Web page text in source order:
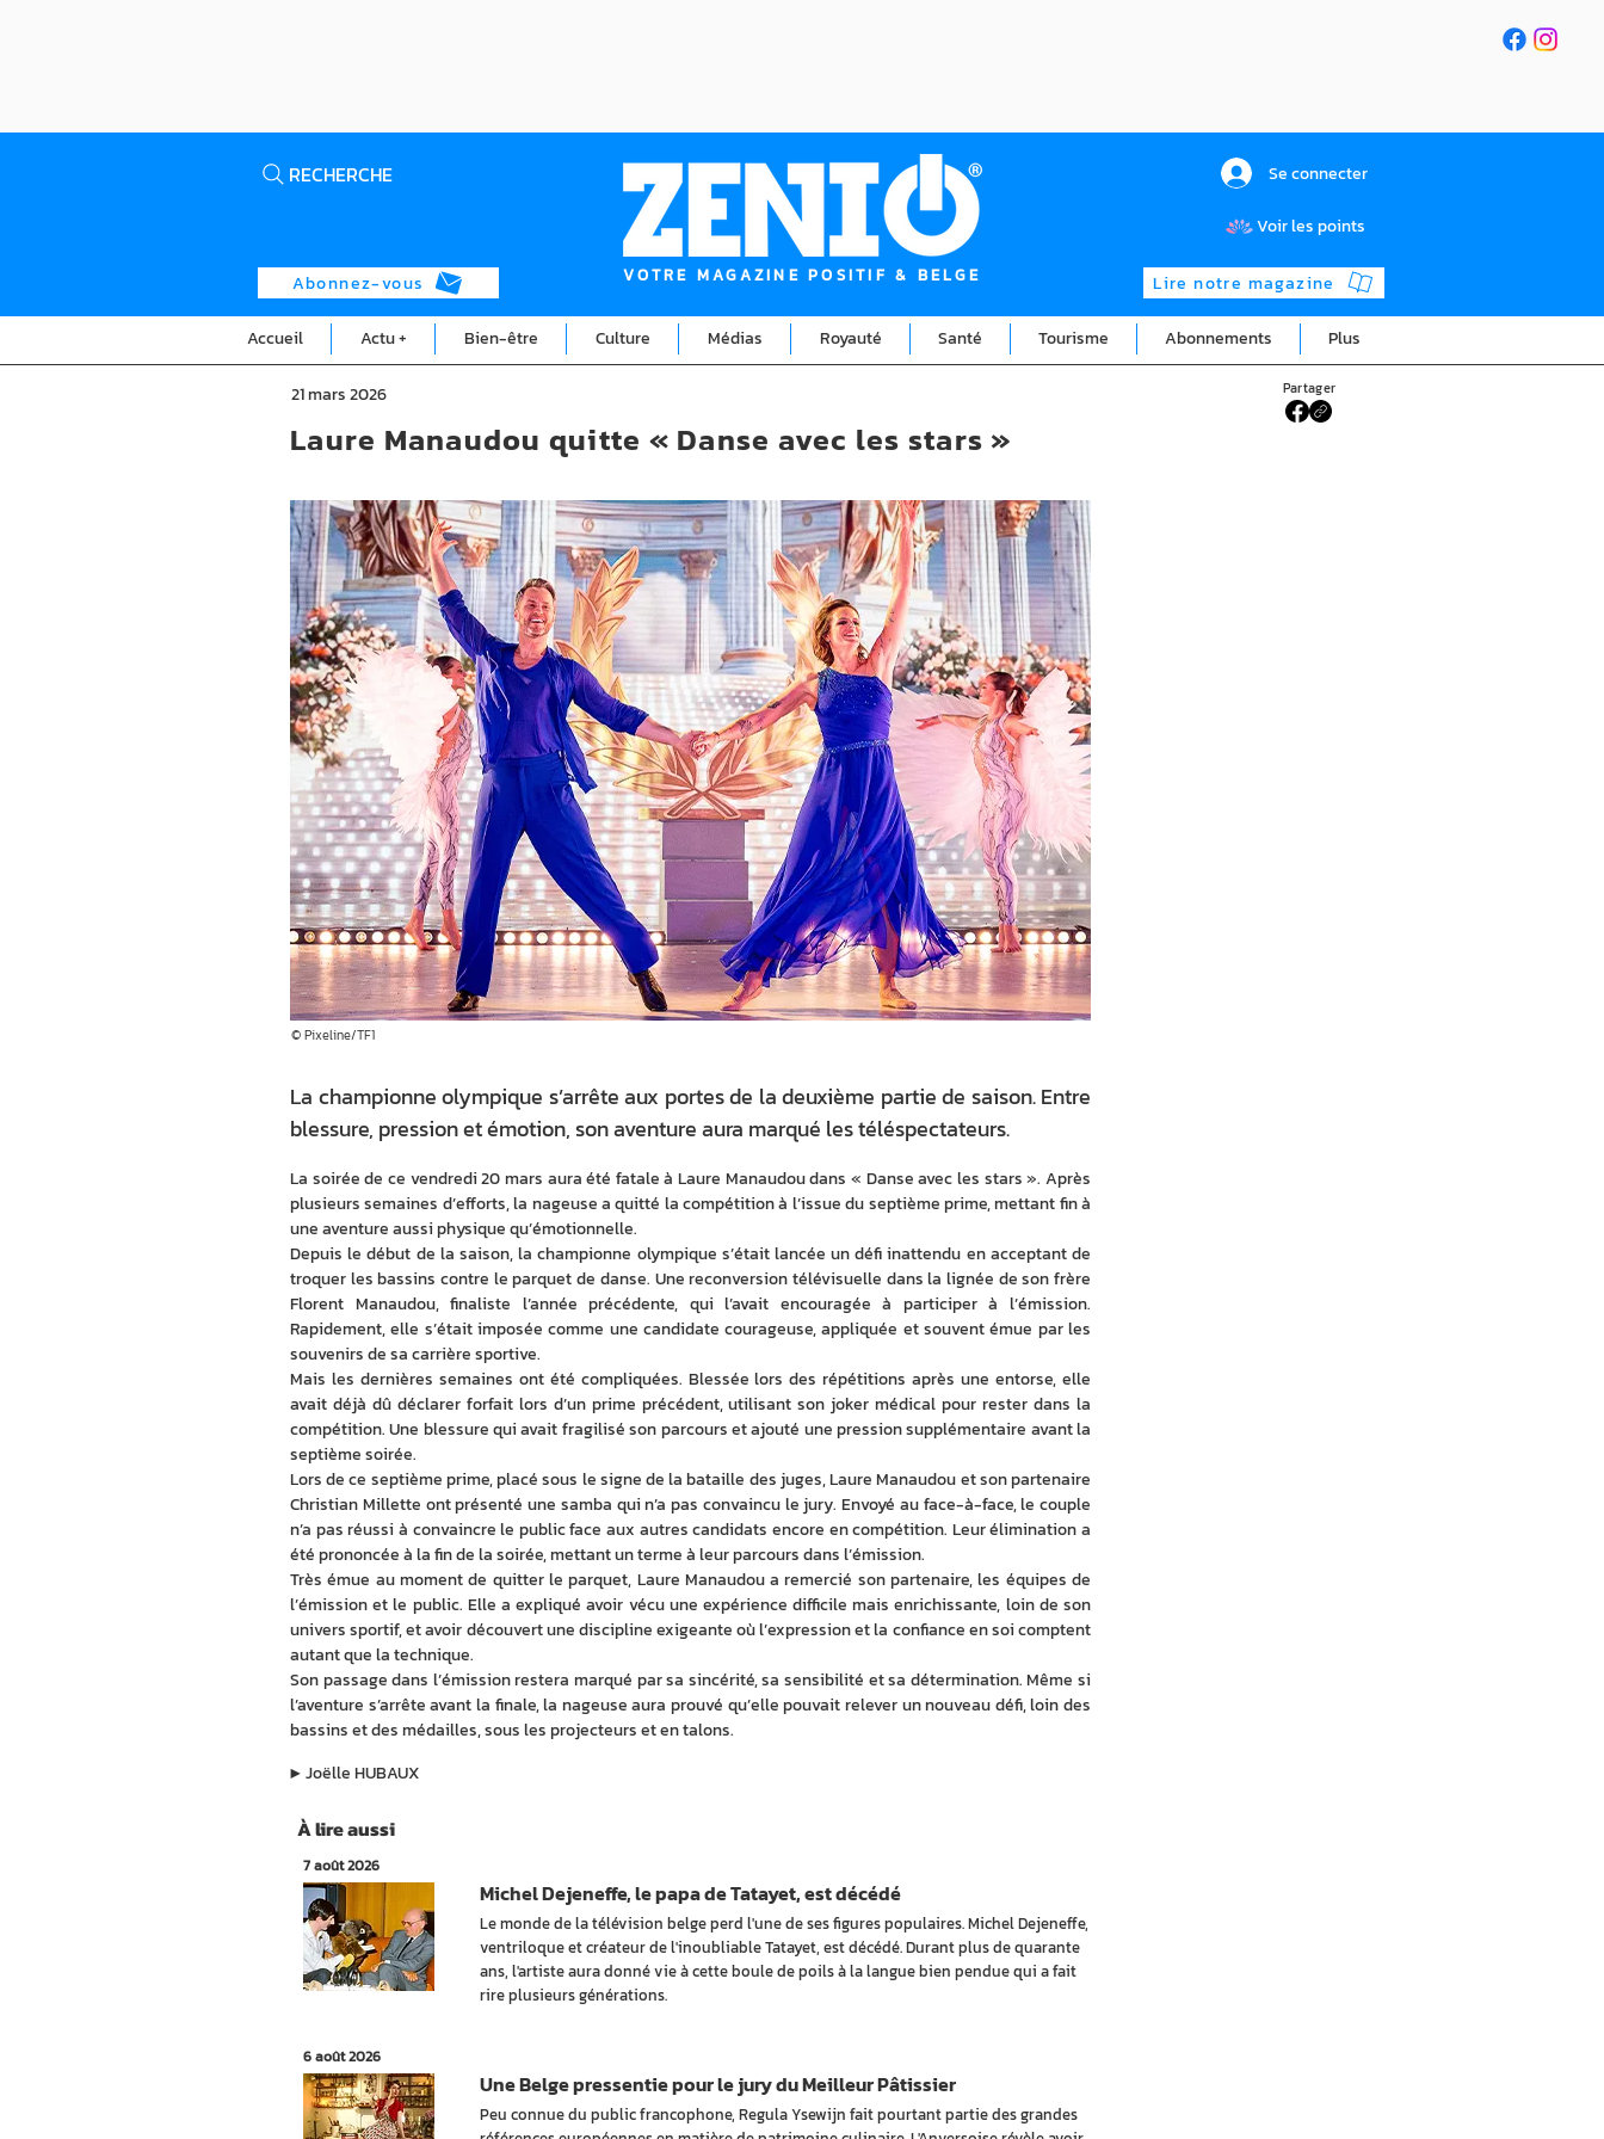
RECHERCHE
Abonnez-vous VOTRE MAGAZINE POSITIF & BELGE
Se connecter
Voir les points
Lire notre magazine
Accueil Actu + Bien-être Culture Médias Royauté Santé Tourisme Abonnements Plus
21 mars 2026 Partager
© Pixeline/TF1
La championne olympique s’arrête aux portes de la deuxième partie de saison. Entre
blessure, pression et émotion, son aventure aura marqué les téléspectateurs.
La soirée de ce vendredi 20 mars aura été fatale à Laure Manaudou dans « Danse avec les stars ». Après
plusieurs semaines d’efforts, la nageuse a quitté la compétition à l’issue du septième prime, mettant fin à
une aventure aussi physique qu’émotionnelle.
Depuis le début de la saison, la championne olympique s’était lancée un défi inattendu en acceptant de
troquer les bassins contre le parquet de danse. Une reconversion télévisuelle dans la lignée de son frère
Florent Manaudou, finaliste l’année précédente, qui l’avait encouragée à participer à l’émission.
Rapidement, elle s’était imposée comme une candidate courageuse, appliquée et souvent émue par les
souvenirs de sa carrière sportive.
Mais les dernières semaines ont été compliquées. Blessée lors des répétitions après une entorse, elle
avait déjà dû déclarer forfait lors d’un prime précédent, utilisant son joker médical pour rester dans la
compétition. Une blessure qui avait fragilisé son parcours et ajouté une pression supplémentaire avant la
septième soirée.
Lors de ce septième prime, placé sous le signe de la bataille des juges, Laure Manaudou et son partenaire
Christian Millette ont présenté une samba qui n’a pas convaincu le jury. Envoyé au face-à-face, le couple
n’a pas réussi à convaincre le public face aux autres candidats encore en compétition. Leur élimination a
été prononcée à la fin de la soirée, mettant un terme à leur parcours dans l’émission.
Très émue au moment de quitter le parquet, Laure Manaudou a remercié son partenaire, les équipes de
l’émission et le public. Elle a expliqué avoir vécu une expérience difficile mais enrichissante, loin de son
univers sportif, et avoir découvert une discipline exigeante où l’expression et la confiance en soi comptent
autant que la technique.
Son passage dans l’émission restera marqué par sa sincérité, sa sensibilité et sa détermination. Même si
l’aventure s’arrête avant la finale, la nageuse aura prouvé qu’elle pouvait relever un nouveau défi, loin des
bassins et des médailles, sous les projecteurs et en talons.
Joëlle HUBAUX
▶︎
Laure Manaudou quitte « Danse avec les stars »
À lire aussi
7 août 2026
Le monde de la télévision belge perd l'une de ses figures populaires. Michel Dejeneffe,
ventriloque et créateur de l'inoubliable Tatayet, est décédé. Durant plus de quarante
ans, l'artiste aura donné vie à cette boule de poils à la langue bien pendue qui a fait
rire plusieurs générations.
Michel Dejeneffe, le papa de Tatayet, est décédé
6 août 2026
Peu connue du public francophone, Regula Ysewijn fait pourtant partie des grandes
Une Belge pressentie pour le jury du Meilleur Pâtissier